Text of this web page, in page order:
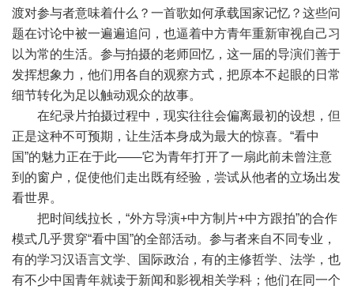
渡对参与者意味着什么？一首歌如何承载国家记忆？这些问
题在讨论中被一遍遍追问，也逼着中方青年重新审视自己习
以为常的生活。参与拍摄的老师回忆，这一届的导演们善于
发挥想象力，他们用各自的观察方式，把原本不起眼的日常
细节转化为足以触动观众的故事。
在纪录片拍摄过程中，现实往往会偏离最初的设想，但
正是这种不可预期，让生活本身成为最大的惊喜。“看中
国”的魅力正在于此——它为青年打开了一扇此前未曾注意
到的窗户，促使他们走出既有经验，尝试从他者的立场出发
看世界。
把时间线拉长，“外方导演+中方制片+中方跟拍”的合作
模式几乎贯穿“看中国”的全部活动。参与者来自不同专业，
有的学习汉语言文学、国际政治，有的主修哲学、法学，也
有不少中国青年就读于新闻和影视相关学科；他们在同一个